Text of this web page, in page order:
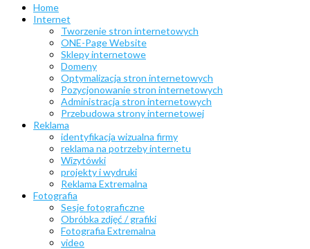
Home
Internet
Tworzenie stron internetowych
ONE-Page Website
Sklepy internetowe
Domeny
Optymalizacja stron internetowych
Pozycjonowanie stron internetowych
Administracja stron internetowych
Przebudowa strony internetowej
Reklama
identyfikacja wizualna firmy
reklama na potrzeby internetu
Wizytówki
projekty i wydruki
Reklama Extremalna
Fotografia
Sesje fotograficzne
Obróbka zdjęć / grafiki
Fotografia Extremalna
video